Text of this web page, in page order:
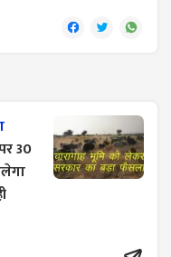
30